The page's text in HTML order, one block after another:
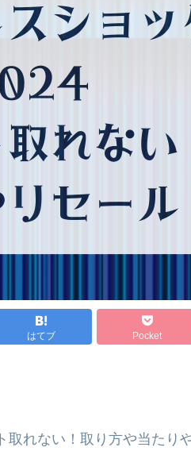
はてブ Pocket
取れない！取り方や当たり